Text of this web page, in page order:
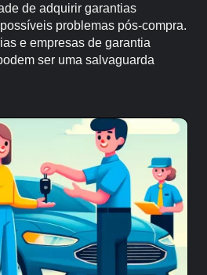
de adquirir garantias
problemas pós-compra.
e empresas de garantia
ser uma salvaguarda